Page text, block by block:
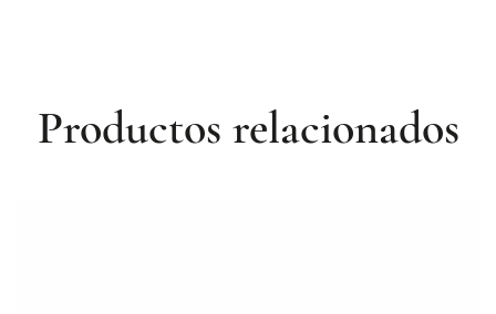
Productos relacionados